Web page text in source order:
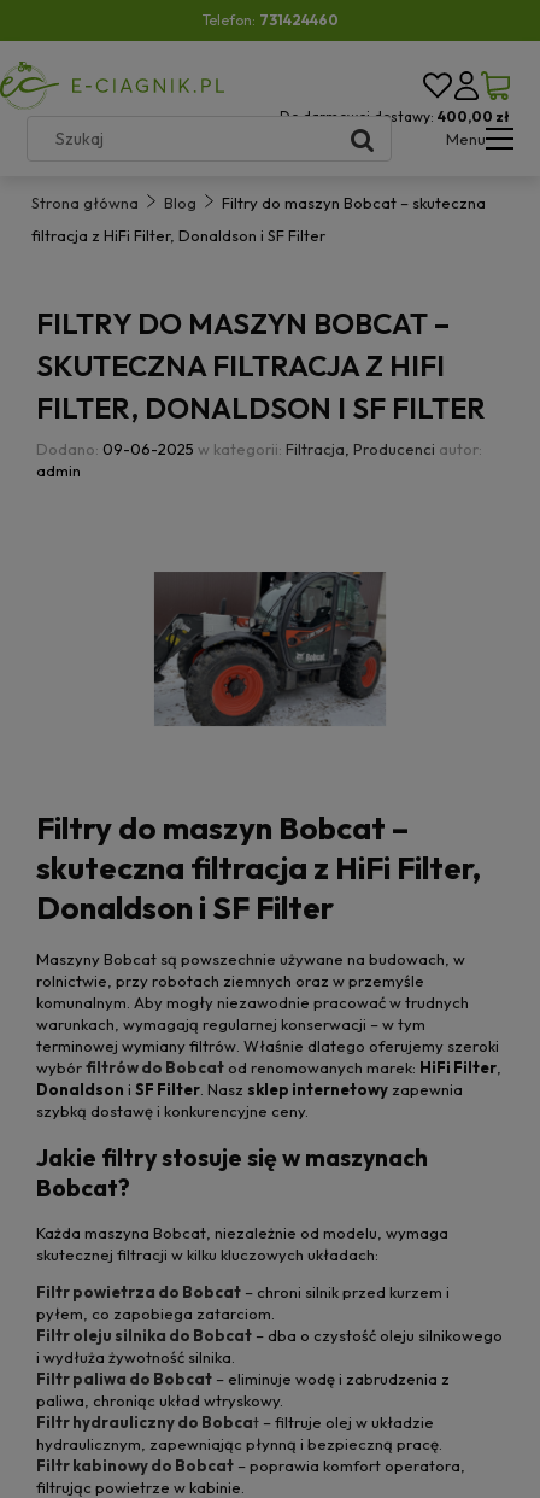
Telefon: 731424460
Do darmowej dostawy: 400,00 zł
Menu
Strona główna Blog
Filtry do maszyn Bobcat – skuteczna
filtracja z HiFi Filter, Donaldson i SF Filter
FILTRY DO MASZYN BOBCAT –
SKUTECZNA FILTRACJA Z HIFI
FILTER, DONALDSON I SF FILTER
Dodano: 09-06-2025 w kategorii: Filtracja Producenci autor:
admin
Filtry do maszyn Bobcat –
skuteczna filtracja z HiFi Filter,
Donaldson i SF Filter
Maszyny Bobcat są powszechnie używane na budowach, w
rolnictwie, przy robotach ziemnych oraz w przemyśle
komunalnym. Aby mogły niezawodnie pracować w trudnych
warunkach, wymagają regularnej konserwacji – w tym
terminowej wymiany filtrów. Właśnie dlatego oferujemy szeroki
wybórfiltrów do Bobcat od renomowanych marek: HiFi Filter,
Donaldson i SF Filter. Nasz sklep internetowy zapewnia
szybką dostawę i konkurencyjne ceny.
Jakie filtry stosuje się w maszynach
Bobcat?
Każda maszyna Bobcat, niezależnie od modelu, wymaga
skutecznej filtracji w kilku kluczowych układach:
Filtr powietrza do Bobcat – chroni silnik przed kurzem i
pyłem, co zapobiega zatarciom.
Filtr oleju silnika do Bobcat – dba o czystość oleju silnikowego
i wydłuża żywotność silnika.
Filtr paliwa do Bobcat – eliminuje wodę i zabrudzenia z
paliwa, chroniąc układ wtryskowy.
Filtr hydrauliczny do Bobcat – filtruje olej w układzie
hydraulicznym, zapewniając płynną i bezpieczną pracę.
Filtr kabinowy do Bobcat – poprawia komfort operatora,
filtrując powietrze w kabinie.